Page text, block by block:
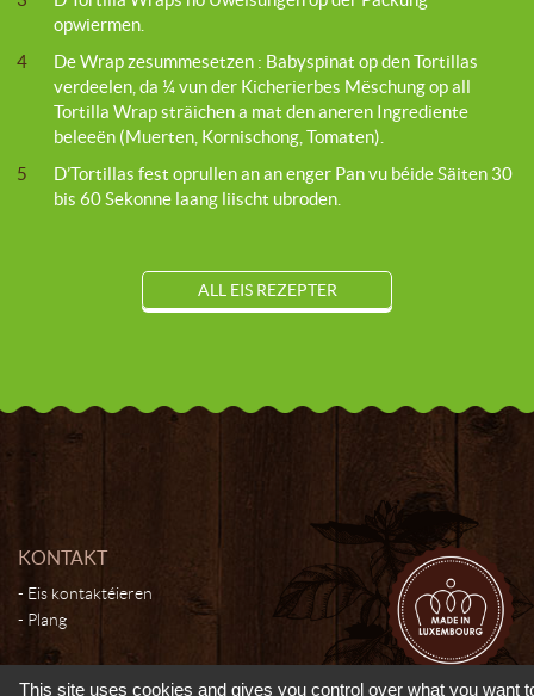
opwiermen.
4
De Wrap zesummesetzen : Babyspinat op den Tortillas
verdeelen, da ¼ vun der Kicherierbes Mëschung op all
Tortilla Wrap sträichen a mat den aneren Ingrediente
beleeën (Muerten, Kornischong, Tomaten).
5
D’Tortillas fest oprullen an an enger Pan vu béide Säiten 30
bis 60 Sekonne laang liischt ubroden.
ALL EIS REZEPTER
KONTAKT
Eis kontaktéieren
Plang
This site uses cookies and gives you control over what you want